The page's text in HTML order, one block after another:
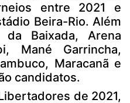
entre 2021 e
Beira-Rio. Além
Baixada, Arena
Mané Garrincha,
Maracanã e
candidatos.
de 2021,